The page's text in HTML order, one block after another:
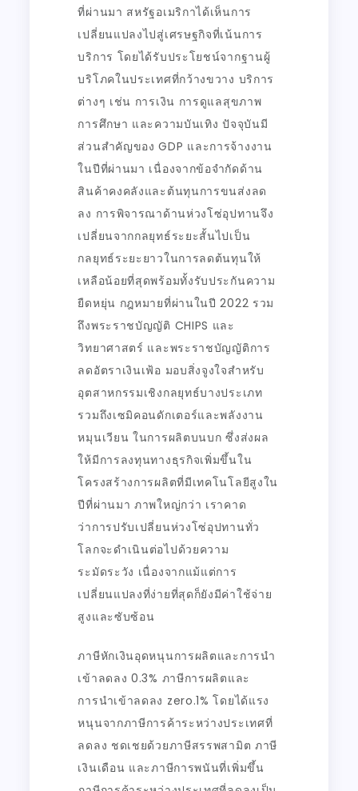
ที่ผ่านมา สหรัฐอเมริกาได้เห็นการ
เปลี่ยนแปลงไปสู่เศรษฐกิจที่เน้นการ
บริการ โดยได้รับประโยชน์จากฐานผู้
บริโภคในประเทศที่กว้างขวาง บริการ
ต่างๆ เช่น การเงิน การดูแลสุขภาพ
การศึกษา และความบันเทิง ปัจจุบันมี
ส่วนสำคัญของ GDP และการจ้างงาน
ในปีที่ผ่านมา เนื่องจากข้อจำกัดด้าน
สินค้าคงคลังและต้นทุนการขนส่งลด
ลง การพิจารณาด้านห่วงโซ่อุปทานจึง
เปลี่ยนจากกลยุทธ์ระยะสั้นไปเป็น
กลยุทธ์ระยะยาวในการลดต้นทุนให้
เหลือน้อยที่สุดพร้อมทั้งรับประกันความ
ยืดหยุ่น กฎหมายที่ผ่านในปี 2022 รวม
ถึงพระราชบัญญัติ CHIPS และ
วิทยาศาสตร์ และพระราชบัญญัติการ
ลดอัตราเงินเฟ้อ มอบสิ่งจูงใจสำหรับ
อุตสาหกรรมเชิงกลยุทธ์บางประเภท
รวมถึงเซมิคอนดักเตอร์และพลังงาน
หมุนเวียน ในการผลิตบนบก ซึ่งส่งผล
ให้มีการลงทุนทางธุรกิจเพิ่มขึ้นใน
โครงสร้างการผลิตที่มีเทคโนโลยีสูงใน
ปีที่ผ่านมา ภาพใหญ่กว่า เราคาด
ว่าการปรับเปลี่ยนห่วงโซ่อุปทานทั่ว
โลกจะดำเนินต่อไปด้วยความ
ระมัดระวัง เนื่องจากแม้แต่การ
เปลี่ยนแปลงที่ง่ายที่สุดก็ยังมีค่าใช้จ่าย
สูงและซับซ้อน
ภาษีหักเงินอุดหนุนการผลิตและการนำ
เข้าลดลง 0.3% ภาษีการผลิตและ
การนำเข้าลดลง zero.1% โดยได้แรง
หนุนจากภาษีการค้าระหว่างประเทศที่
ลดลง ชดเชยด้วยภาษีสรรพสามิต ภาษี
เงินเดือน และภาษีการพนันที่เพิ่มขึ้น